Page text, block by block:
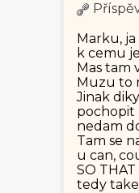
Marku,
k cemu
Mas tam
Muzu to
Jinak
pochopit
nedam
Tam se
u can,
SO
tedy take